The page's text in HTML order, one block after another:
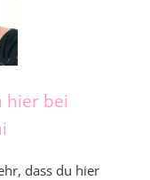
hier bei
dass du hier